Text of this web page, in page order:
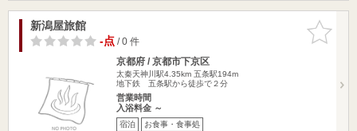
お気に入
りに追加
新潟屋旅館
-点/ 0 件
京都府 / 京都市下京区
太秦天神川駅4.35km 五条駅194m
地下鉄 五条駅から徒歩で２分
営業時間
入浴料金 ～
宿泊 お食事・食事処